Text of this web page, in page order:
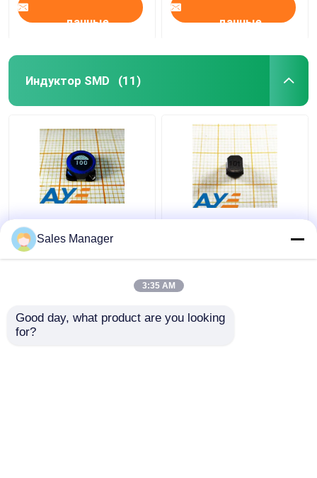
данные данные
Индуктор SMD (11)
Сопротивление DC
индуктора 7032 10UH
SLF7032T-100M1R4-
контактные
Индуктор силы
защищаемый
контактные
Sales Manager
3:35 AM
Good day, what product are you looking
for?